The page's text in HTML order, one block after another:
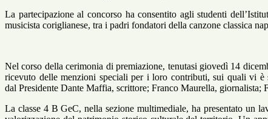
La partecipazione al concorso ha consentito agli studenti
musicista coriglianese, tra i padri fondatori della canzone classica
Nel corso della cerimonia di premiazione, tenutasi giovedì 14
ricevuto delle menzioni speciali per i loro contributi, sui quali vi è
dal Presidente Dante Maffia, scrittore; Franco Maurella, giornalista;
La classe 4 B GeC, nella sezione multimediale, ha presentato un